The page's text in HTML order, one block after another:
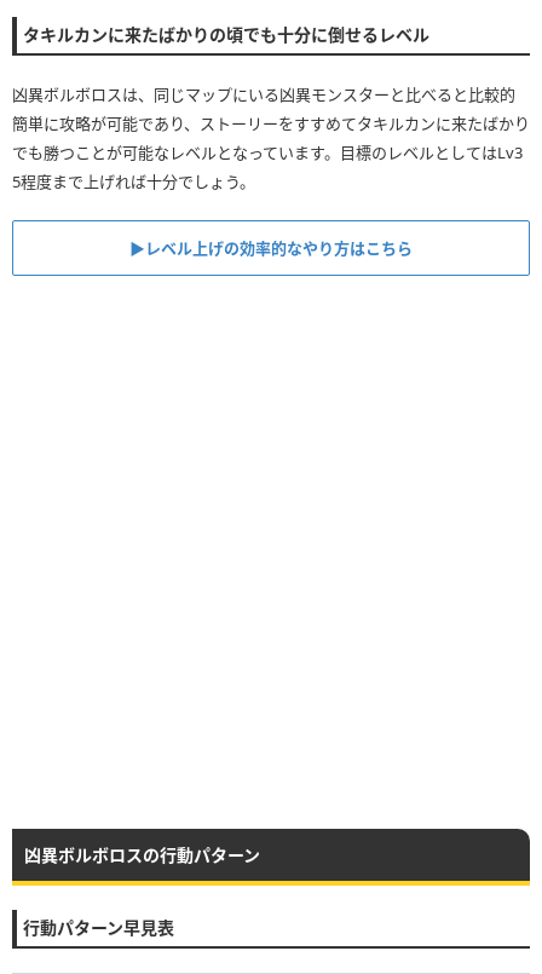
タキルカンに来たばかりの頃でも十分に倒せるレベル
凶異ボルボロスは、同じマップにいる凶異モンスターと比べると比較的
簡単に攻略が可能であり、ストーリーをすすめてタキルカンに来たばかり
でも勝つことが可能なレベルとなっています。目標のレベルとしてはLv3
5程度まで上げれば十分でしょう。
▶︎レベル上げの効率的なやり方はこちら
凶異ボルボロスの行動パターン
行動パターン早見表